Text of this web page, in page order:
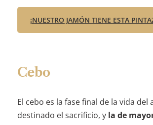
¡NUESTRO JAMÓN TIENE ESTA
Cebo
El cebo es la fase final de la vida del
destinado el sacrificio, y la de